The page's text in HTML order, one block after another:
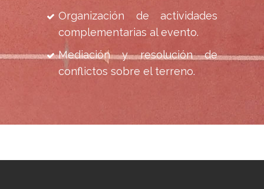
Organización de actividades
complementarias al evento.
Mediación y resolución de
conflictos sobre el terreno.